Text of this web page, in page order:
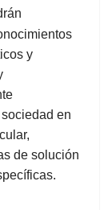
y
en
de solución